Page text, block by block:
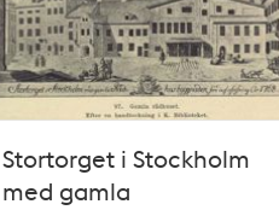
Stortorget i Stockholm
med gamla